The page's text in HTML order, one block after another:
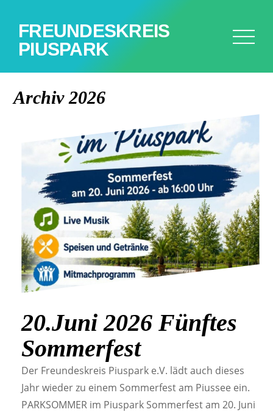
FREUNDESKREIS
PIUSPARK
Archiv 2026
20.Juni 2026 Fünftes
Sommerfest
Der Freundeskreis Piuspark e.V. lädt auch dieses
Jahr wieder zu einem Sommerfest am Piussee ein.
PARKSOMMER im Piuspark Sommerfest am 20. Juni